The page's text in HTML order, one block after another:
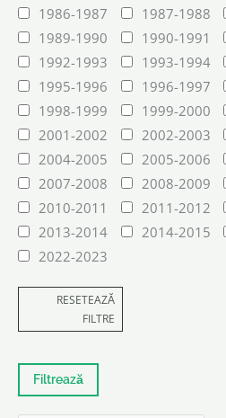
1986-1987
1987-1988
1989-1990
1990-1991
1992-1993
1993-1994
1995-1996
1996-1997
1998-1999
1999-2000
2001-2002
2002-2003
2004-2005
2005-2006
2007-2008
2008-2009
2010-2011
2011-2012
2013-2014
2014-2015
2022-2023
RESETEAZĂ
FILTRE